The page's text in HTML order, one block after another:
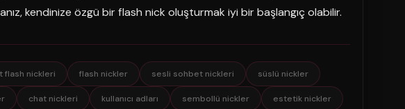
kendinize özgü bir flash nick oluşturmak iyi bir başlangıç olabilir.
flash nickleri flash nickler sesli sohbet nickleri süslü nickler
chat nickleri kullanıcı adları sembollü nickler estetik nickler